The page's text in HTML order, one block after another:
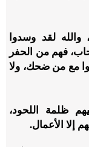
والله لقد وسدوا
فهم من الحفر
مع من ضحك، ولا
ظلمة اللحود،
إلا الأعمال.